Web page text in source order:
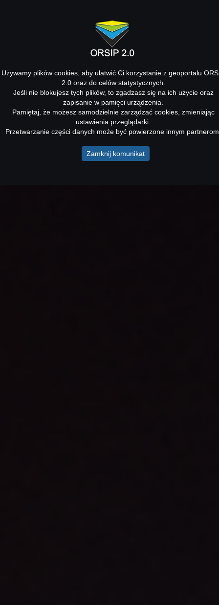
Używamy plików cookies, aby ułatwić Ci korzystanie z geoportalu
2.0 oraz do celów statystycznych.
Jeśli nie blokujesz tych plików, to zgadzasz się na ich użycie oraz
zapisanie w pamięci urządzenia.
Pamiętaj, że możesz samodzielnie zarządzać cookies, zmieniając
ustawienia przeglądarki.
Przetwarzanie części danych może być powierzone innym
Zamknij komunikat